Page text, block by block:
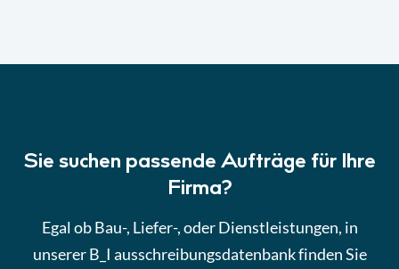
Sie suchen passende Aufträge für Ihre
Firma?
Egal ob Bau-, Liefer-, oder Dienstleistungen, in
unserer B_I ausschreibungsdatenbank finden Sie